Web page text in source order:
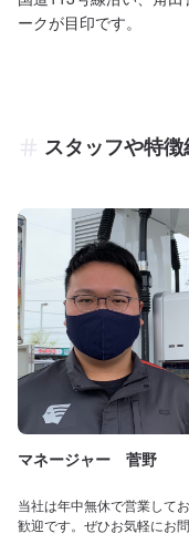
ークが目印です。
スタッフや特徴
マネージャー 菅野
当社は年中無休で営業して
歓迎です。ぜひお気軽にお